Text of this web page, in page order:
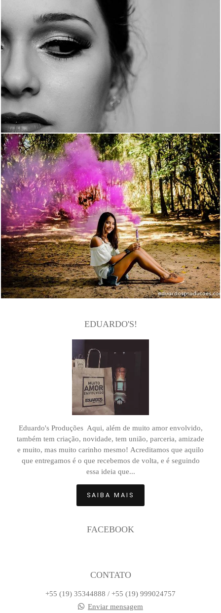
132
2463 79
EDUARDO'S!
Eduardo's Produções Aqui, além de muito amor envolvido,
também tem criação, novidade, tem união, parceria, amizade
e muito, mas muito carinho mesmo! Acreditamos que aquilo
que entregamos é o que recebemos de volta, e é seguindo
essa ideia que...
SAIBA MAIS
FACEBOOK
CONTATO
+55 (19) 35344888 / +55 (19) 999024757
Enviar mensagem